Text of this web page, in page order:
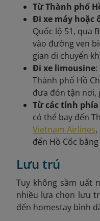
Từ Thành phố
Đi xe máy hoặc
Quốc lộ 51, qua
vào đường ven
gian di chuyển
Đi xe limousine
Thành phố Hồ
đưa đón tận nơi,
Từ các tỉnh
có thể bay đến
Vietnam Airlines
đến Hồ Cốc
Lưu trú
Tuy không sầm uất
nhiều lựa chọn lưu
đến homestay bình